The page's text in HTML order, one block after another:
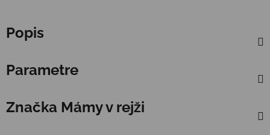
Popis
Parametre
Značka Mámy v rejži